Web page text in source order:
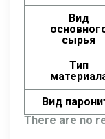
Вид
сырья
Тип
Вид
There are no